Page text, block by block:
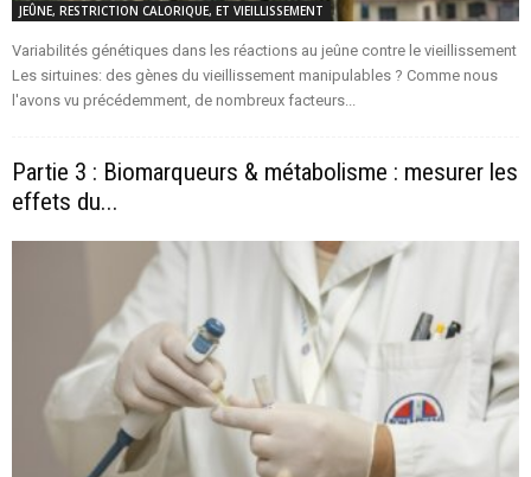
JEÛNE, RESTRICTION CALORIQUE, ET VIEILLISSEMENT
Variabilités génétiques dans les réactions au jeûne contre le vieillissement
Les sirtuines: des gènes du vieillissement manipulables ? Comme nous
l'avons vu précédemment, de nombreux facteurs...
Partie 3 : Biomarqueurs & métabolisme : mesurer les
effets du...